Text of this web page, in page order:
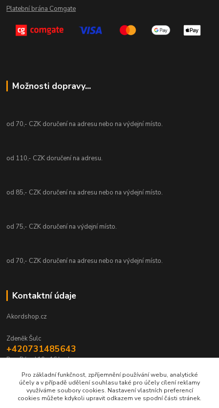
Platební brána Comgate
Možnosti dopravy...
od 70,- CZK doručení na adresu nebo na výdejní místo.
od 110,- CZK doručení na adresu.
od 85,- CZK doručení na adresu nebo na výdejní místo.
od 75,- CZK doručení na výdejní místo.
od 70,- CZK doručení na adresu nebo na výdejní místo.
Kontaktní údaje
Akordshop.cz
Zdeněk Šulc
+420731485643
Po - Pá od 10 - 16 hod.
info@akordshop.cz
Pro základní funkčnost, zpříjemnění používání webu, analytické
účely a v případě udělení souhlasu také pro účely cílení reklamy
využíváme soubory cookies. Nastavení vlastních preferencí
cookies můžete kdykoli upravit odkazem ve spodní části stránek.